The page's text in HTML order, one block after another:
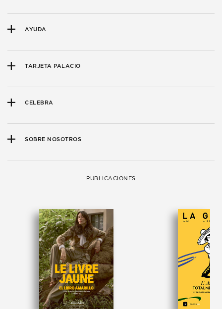
AYUDA
TARJETA PALACIO
CELEBRA
SOBRE NOSOTROS
PUBLICACIONES